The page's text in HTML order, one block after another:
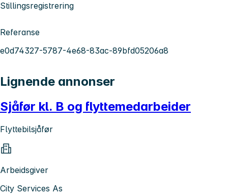
Stillingsregistrering
Referanse
e0d74327-5787-4e68-83ac-89bfd05206a8
Lignende annonser
Sjåfør kl. B og flyttemedarbeider
Flyttebilsjåfør
Arbeidsgiver
City Services As